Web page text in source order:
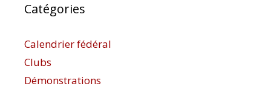
Catégories
Calendrier fédéral
Clubs
Démonstrations